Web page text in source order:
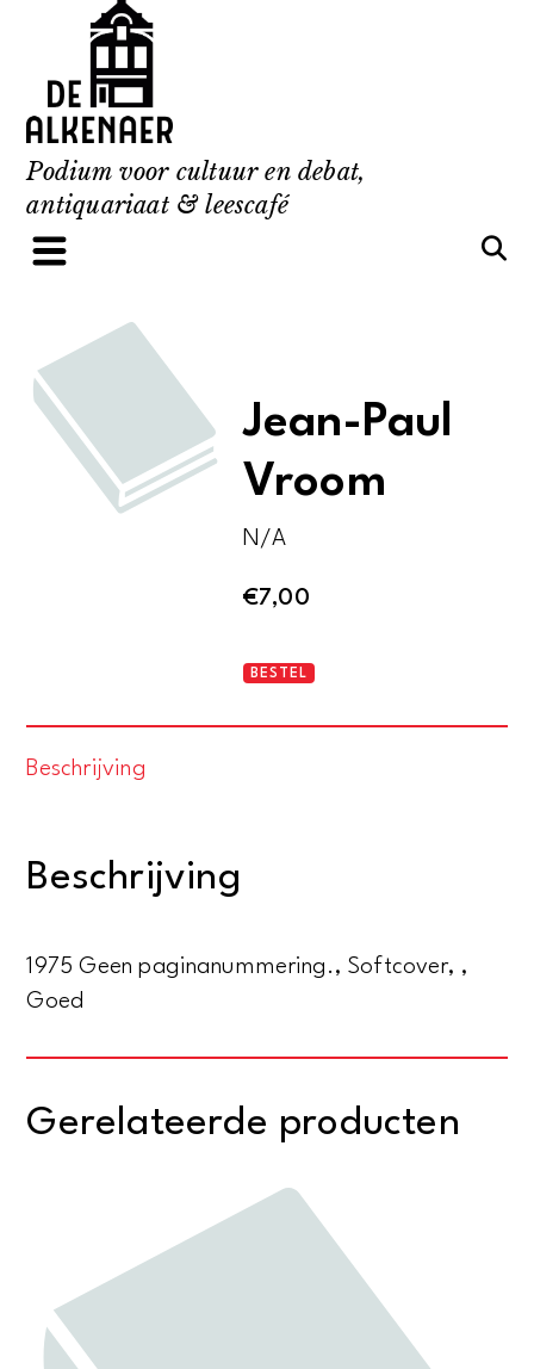
content
Podium voor cultuur en debat,
antiquariaat & leescafé
Jean-Paul
Vroom
N/A
€7,00
Jean-
BESTEL
Beschrijving
Beschrijving
1975 Geen paginanummering., Softcover, ,
Goed
Gerelateerde producten